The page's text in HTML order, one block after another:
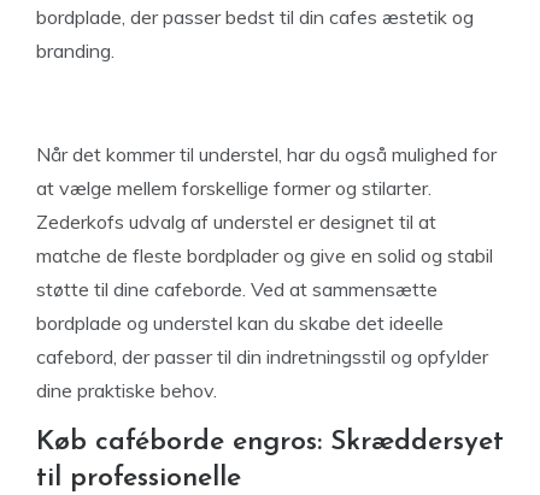
bordplade, der passer bedst til din cafes æstetik og
branding.
Når det kommer til understel, har du også mulighed for
at vælge mellem forskellige former og stilarter.
Zederkofs udvalg af understel er designet til at
matche de fleste bordplader og give en solid og stabil
støtte til dine cafeborde. Ved at sammensætte
bordplade og understel kan du skabe det ideelle
cafebord, der passer til din indretningsstil og opfylder
dine praktiske behov.
Køb caféborde engros: Skræddersyet
til professionelle